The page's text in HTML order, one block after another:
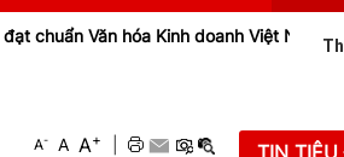
Du lịch
Văn hóa Kinh doanh Việt Nam" năm
A- A A+